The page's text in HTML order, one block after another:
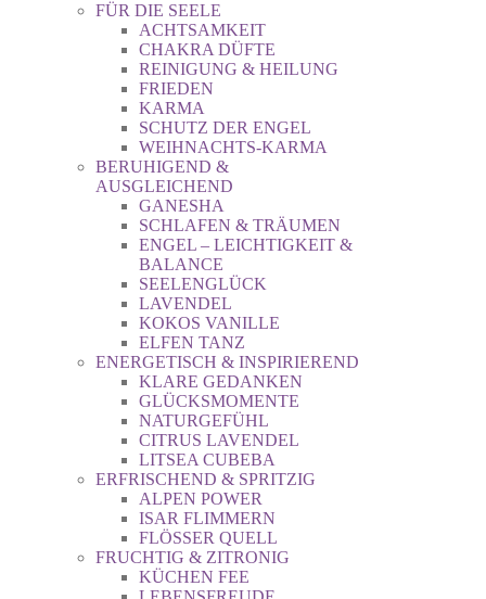
FÜR DIE SEELE
ACHTSAMKEIT
CHAKRA DÜFTE
REINIGUNG & HEILUNG
FRIEDEN
KARMA
SCHUTZ DER ENGEL
WEIHNACHTS-KARMA
BERUHIGEND &
AUSGLEICHEND
GANESHA
SCHLAFEN & TRÄUMEN
ENGEL – LEICHTIGKEIT &
BALANCE
SEELENGLÜCK
LAVENDEL
KOKOS VANILLE
ELFEN TANZ
ENERGETISCH & INSPIRIEREND
KLARE GEDANKEN
GLÜCKSMOMENTE
NATURGEFÜHL
CITRUS LAVENDEL
LITSEA CUBEBA
ERFRISCHEND & SPRITZIG
ALPEN POWER
ISAR FLIMMERN
FLÖSSER QUELL
FRUCHTIG & ZITRONIG
KÜCHEN FEE